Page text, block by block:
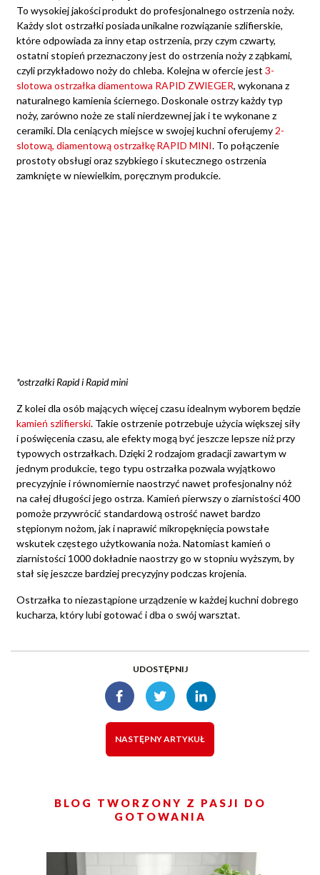
To wysokiej jakości produkt do profesjonalnego ostrzenia noży.
Każdy slot ostrzałki posiada unikalne rozwiązanie szlifierskie,
które odpowiada za inny etap ostrzenia, przy czym czwarty,
ostatni stopień przeznaczony jest do ostrzenia noży z ząbkami,
czyli przykładowo noży do chleba. Kolejna w ofercie jest 3-
slotowa ostrzałka diamentowa RAPID ZWIEGER, wykonana z
naturalnego kamienia ściernego. Doskonale ostrzy każdy typ
noży, zarówno noże ze stali nierdzewnej jak i te wykonane z
ceramiki. Dla ceniących miejsce w swojej kuchni oferujemy 2-
slotową, diamentową ostrzałkę RAPID MINI. To połączenie
prostoty obsługi oraz szybkiego i skutecznego ostrzenia
zamknięte w niewielkim, poręcznym produkcie.
*ostrzałki Rapid i Rapid mini
Z kolei dla osób mających więcej czasu idealnym wyborem będzie
kamień szlifierski. Takie ostrzenie potrzebuje użycia większej siły
i poświęcenia czasu, ale efekty mogą być jeszcze lepsze niż przy
typowych ostrzałkach. Dzięki 2 rodzajom gradacji zawartym w
jednym produkcie, tego typu ostrzałka pozwala wyjątkowo
precyzyjnie i równomiernie naostrzyć nawet profesjonalny nóż
na całej długości jego ostrza. Kamień pierwszy o ziarnistości 400
pomoże przywrócić standardową ostrość nawet bardzo
stępionym nożom, jak i naprawić mikropęknięcia powstałe
wskutek częstego użytkowania noża. Natomiast kamień o
ziarnistości 1000 dokładnie naostrzy go w stopniu wyższym, by
stał się jeszcze bardziej precyzyjny podczas krojenia.
Ostrzałka to niezastąpione urządzenie w każdej kuchni dobrego
kucharza, który lubi gotować i dba o swój warsztat.
UDOSTĘPNIJ
NASTĘPNY ARTYKUŁ
BLOG TWORZONY Z PASJI DO
GOTOWANIA